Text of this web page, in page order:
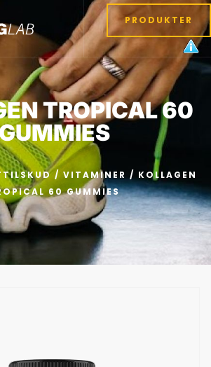
PRODUKTER
TROPICAL 60
/ VITAMINER / KOLLAGEN
60 GUMMIES